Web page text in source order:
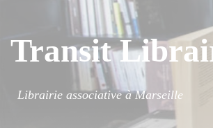
Transit
Librairie associative à Marseille